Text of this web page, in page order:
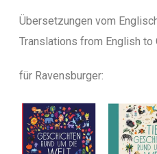
Übersetzungen vom
Translations from English to
für Ravensburger: